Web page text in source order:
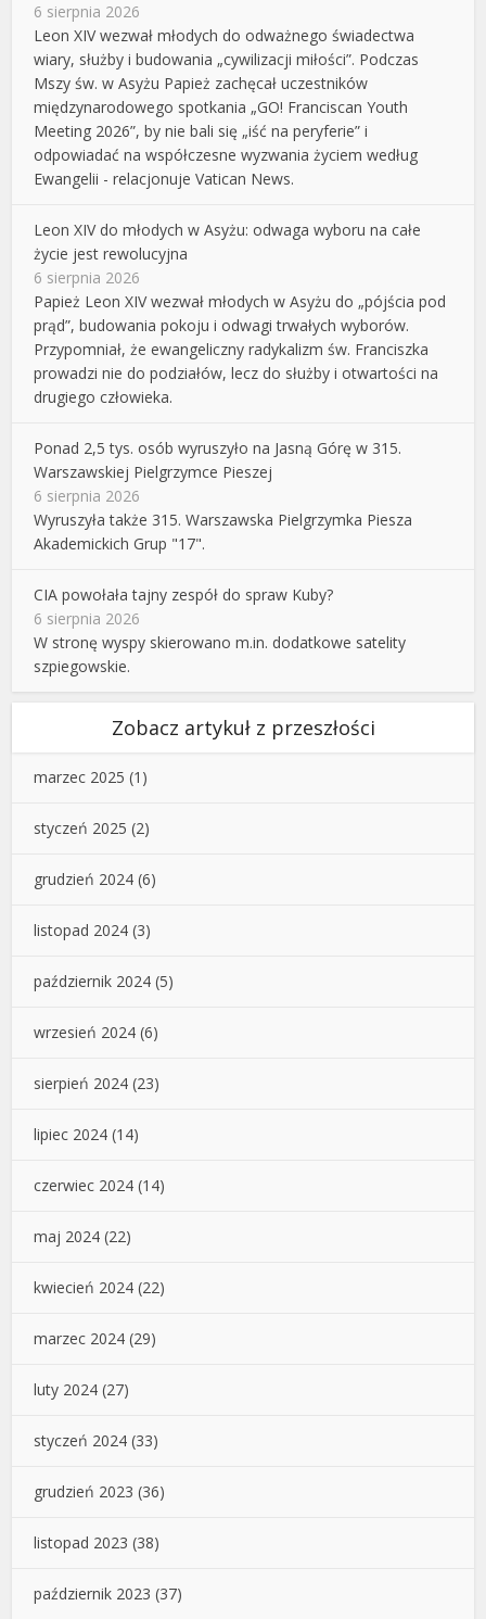
6 sierpnia 2026
Leon XIV wezwał młodych do odważnego świadectwa
wiary, służby i budowania „cywilizacji miłości”. Podczas
Mszy św. w Asyżu Papież zachęcał uczestników
międzynarodowego spotkania „GO! Franciscan Youth
Meeting 2026”, by nie bali się „iść na peryferie” i
odpowiadać na współczesne wyzwania życiem według
Ewangelii - relacjonuje Vatican News.
Leon XIV do młodych w Asyżu: odwaga wyboru na całe
życie jest rewolucyjna
6 sierpnia 2026
Papież Leon XIV wezwał młodych w Asyżu do „pójścia pod
prąd”, budowania pokoju i odwagi trwałych wyborów.
Przypomniał, że ewangeliczny radykalizm św. Franciszka
prowadzi nie do podziałów, lecz do służby i otwartości na
drugiego człowieka.
Ponad 2,5 tys. osób wyruszyło na Jasną Górę w 315.
Warszawskiej Pielgrzymce Pieszej
6 sierpnia 2026
Wyruszyła także 315. Warszawska Pielgrzymka Piesza
Akademickich Grup "17".
CIA powołała tajny zespół do spraw Kuby?
6 sierpnia 2026
W stronę wyspy skierowano m.in. dodatkowe satelity
szpiegowskie.
Zobacz artykuł z przeszłości
marzec 2025 (1)
styczeń 2025 (2)
grudzień 2024 (6)
listopad 2024 (3)
październik 2024 (5)
wrzesień 2024 (6)
sierpień 2024 (23)
lipiec 2024 (14)
czerwiec 2024 (14)
maj 2024 (22)
kwiecień 2024 (22)
marzec 2024 (29)
luty 2024 (27)
styczeń 2024 (33)
grudzień 2023 (36)
listopad 2023 (38)
październik 2023 (37)